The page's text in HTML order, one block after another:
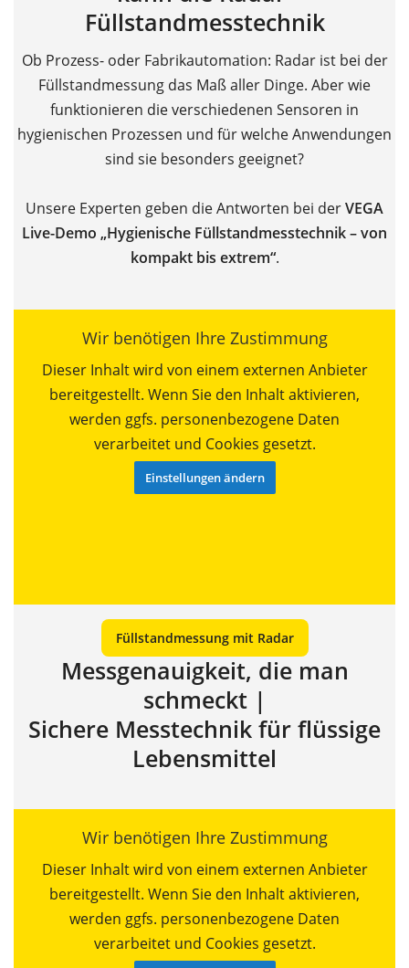
Füllstandmesstechnik
Ob Prozess- oder Fabrikautomation: Radar ist bei der
Füllstandmessung das Maß aller Dinge. Aber wie
funktionieren die verschiedenen Sensoren in
hygienischen Prozessen und für welche Anwendungen
sind sie besonders geeignet?
Unsere Experten geben die Antworten bei derVEGA
Live-Demo „Hygienische Füllstandmesstechnik – von
kompakt bis extrem“.
Wir benötigen Ihre Zustimmung
Dieser Inhalt wird von einem externen Anbieter
bereitgestellt. Wenn Sie den Inhalt aktivieren,
werden ggfs. personenbezogene Daten
verarbeitet und Cookies gesetzt.
Einstellungen ändern
Füllstandmessung mit Radar
Messgenauigkeit, die man
schmeckt |
Sichere Messtechnik für flüssige
Lebensmittel
Wir benötigen Ihre Zustimmung
Dieser Inhalt wird von einem externen Anbieter
bereitgestellt. Wenn Sie den Inhalt aktivieren,
werden ggfs. personenbezogene Daten
verarbeitet und Cookies gesetzt.